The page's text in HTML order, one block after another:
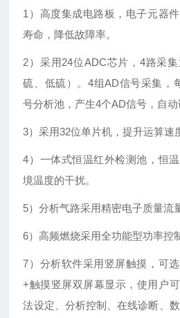
1）高度集成电路板，电子元器
寿命，降低故障率。
2）采用24位ADC芯片，4路采
硫、低硫）。4组AD信号采集，
号分析池，产生4个AD信号，自动
3）采用32位单片机，提升运算速
4）一体式恒温红外检测池，恒
境温度的干扰。
5）分析气路采用精密电子质量流
6）高频燃烧采用全功能型功率控
7）分析软件采用竖屏触摸，可
+触摸竖屏双屏幕显示，使用户
法设定、分析控制、在线诊断、